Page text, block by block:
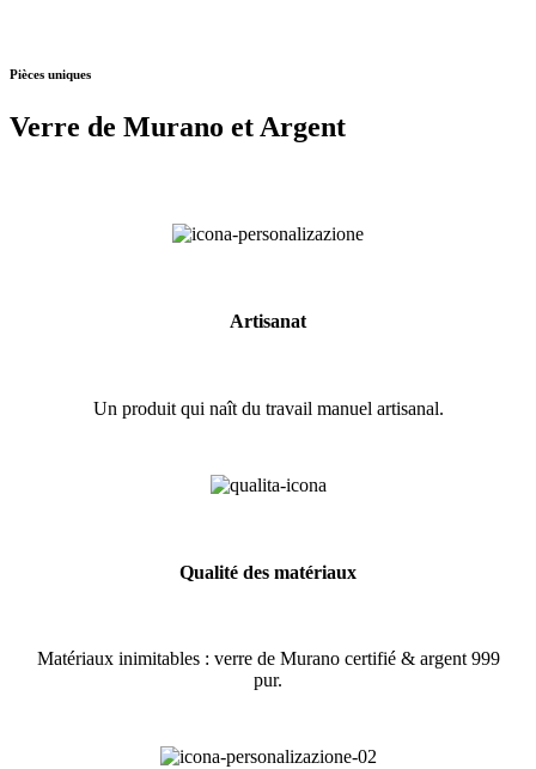
Pièces uniques
Verre de Murano et Argent
Artisanat
Un produit qui naît du travail manuel artisanal.
Qualité des matériaux
Matériaux inimitables : verre de Murano certifié & argent 999
pur.